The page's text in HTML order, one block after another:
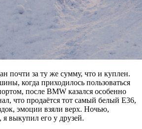
почти за ту же сумму, что и куплен.
когда приходилось пользоваться
после BMW казался особенно
что продаётся тот самый белый Е36,
эмоции взяли верх. Ночью,
выкупил его у друзей.